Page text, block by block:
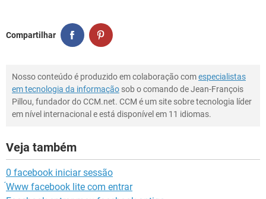
Compartilhar
Nosso conteúdo é produzido em colaboração comespecialistas
em tecnologia da informação sob o comando de Jean-François
Pillou, fundador do CCM.net. CCM é um site sobre tecnologia líder
em nível internacional e está disponível em 11 idiomas.
Veja também
0 facebook iniciar sessão
́Www facebook lite com entrar